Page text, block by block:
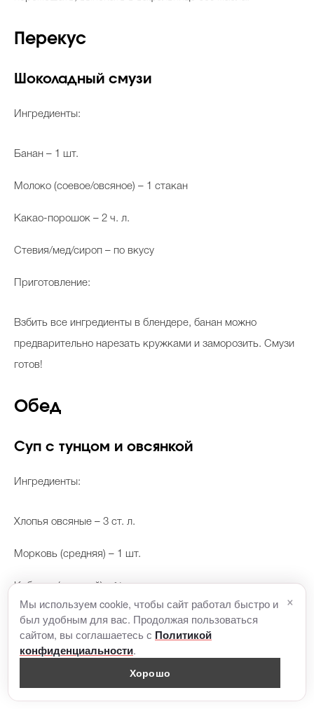
Перекус
Шоколадный смузи
Ингредиенты:
Банан – 1 шт.
Молоко (соевое/овсяное) – 1 стакан
Какао-порошок – 2 ч. л.
Стевия/мед/сироп – по вкусу
Приготовление:
Взбить все ингредиенты в блендере, банан можно
предварительно нарезать кружками и заморозить. Смузи
готов!
Обед
Суп с тунцом и овсянкой
Ингредиенты:
Хлопья овсяные – 3 ст. л.
Морковь (средняя) – 1 шт.
Кабачок (средний) – ½ шт.
Шпинат (можно замороженный) – 100 г
Отруби овсяные – 1 ст. л.
Мы используем cookie, чтобы сайт работал быстро и
был удобным для вас. Продолжая пользоваться
сайтом, вы соглашаетесь с Политикой
конфиденциальности.
Хорошо
×